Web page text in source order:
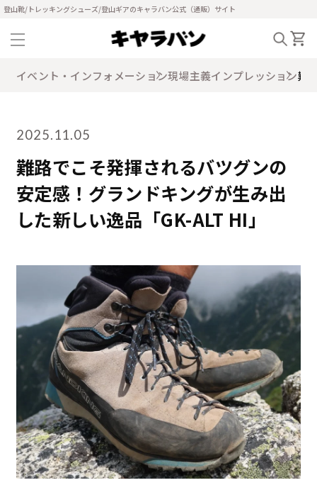
登山靴/トレッキングシューズ/登山ギアのキャラバン公式（通販）サイト
イベント・インフォメーション現場主義インプレッション難
2025.11.05
難路でこそ発揮されるバツグンの
安定感！グランドキングが生み出
した新しい逸品「GK-ALT HI」